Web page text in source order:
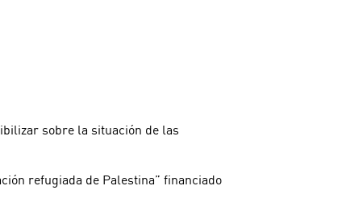
sobre la situación de las
refugiada de Palestina” financiado